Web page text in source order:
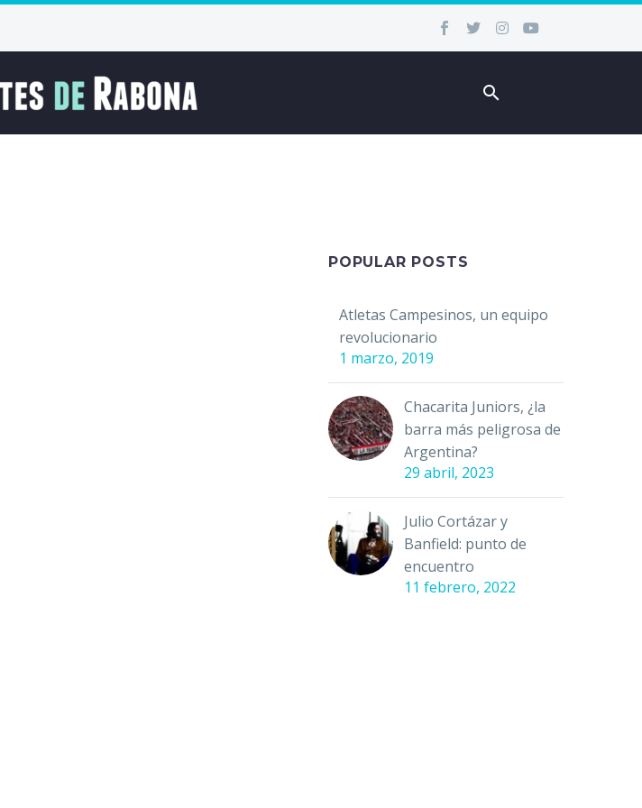
POPULAR POSTS
Atletas Campesinos, un equipo
revolucionario
1 marzo, 2019
Chacarita Juniors, ¿la
barra más peligrosa de
Argentina?
29 abril, 2023
Julio Cortázar y
Banfield: punto de
encuentro
11 febrero, 2022